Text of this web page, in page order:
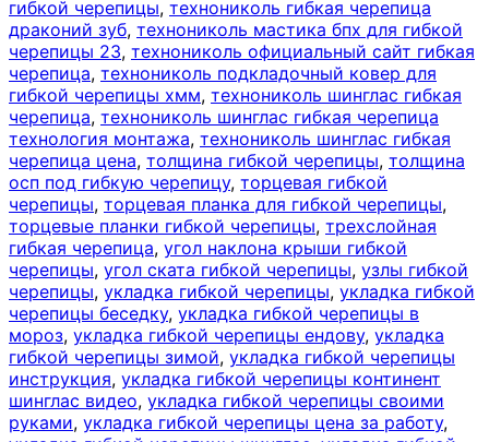
гибкой черепицы, технониколь гибкая черепица
драконий зуб, технониколь мастика бпх для гибкой
черепицы 23, технониколь официальный сайт гибкая
черепица, технониколь подкладочный ковер для
гибкой черепицы хмм, технониколь шинглас гибкая
черепица, технониколь шинглас гибкая черепица
технология монтажа, технониколь шинглас гибкая
черепица цена, толщина гибкой черепицы, толщина
осп под гибкую черепицу, торцевая гибкой
черепицы, торцевая планка для гибкой черепицы,
торцевые планки гибкой черепицы, трехслойная
гибкая черепица, угол наклона крыши гибкой
черепицы, угол ската гибкой черепицы, узлы гибкой
черепицы, укладка гибкой черепицы, укладка гибкой
черепицы беседку, укладка гибкой черепицы в
мороз, укладка гибкой черепицы ендову, укладка
гибкой черепицы зимой, укладка гибкой черепицы
инструкция, укладка гибкой черепицы континент
шинглас видео, укладка гибкой черепицы своими
руками, укладка гибкой черепицы цена за работу,